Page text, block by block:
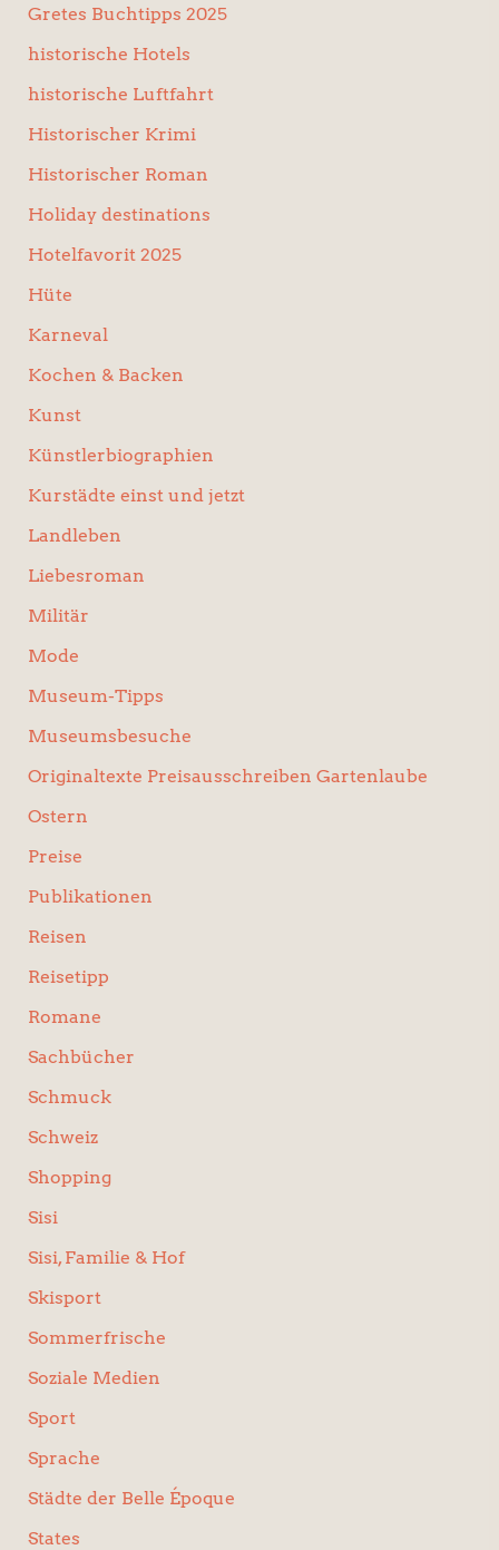
Gretes Buchtipps 2025
historische Hotels
historische Luftfahrt
Historischer Krimi
Historischer Roman
Holiday destinations
Hotelfavorit 2025
Hüte
Karneval
Kochen & Backen
Kunst
Künstlerbiographien
Kurstädte einst und jetzt
Landleben
Liebesroman
Militär
Mode
Museum-Tipps
Museumsbesuche
Originaltexte Preisausschreiben Gartenlaube
Ostern
Preise
Publikationen
Reisen
Reisetipp
Romane
Sachbücher
Schmuck
Schweiz
Shopping
Sisi
Sisi, Familie & Hof
Skisport
Sommerfrische
Soziale Medien
Sport
Sprache
Städte der Belle Époque
States